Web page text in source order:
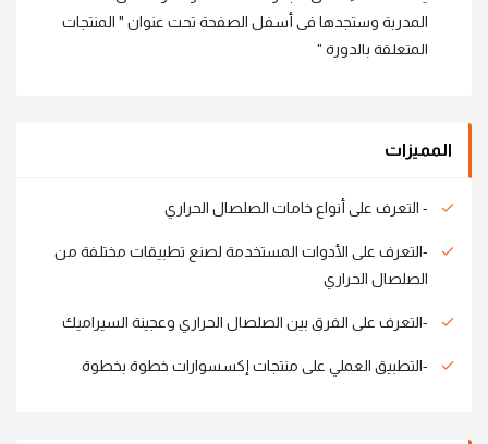
المدربة وستجدها فى أسفل الصفحة تحت عنوان " المنتجات
المتعلقة بالدورة "
المميزات
- التعرف على أنواع خامات الصلصال الحراري
-التعرف على الأدوات المستخدمة لصنع تطبيقات مختلفة من
الصلصال الحراري
-التعرف على الفرق بين الصلصال الحراري وعجينة السيراميك
-التطبيق العملي على منتجات إكسسوارات خطوة بخطوة